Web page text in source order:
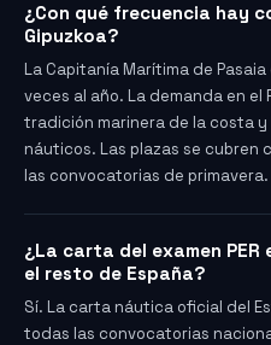
¿Con qué frecuencia hay
Gipuzkoa?
La Capitanía Marítima de
veces al año. La demanda en el
tradición marinera de la costa
náuticos. Las plazas se cubren
las convocatorias de primavera.
¿La carta del examen PER
el resto de España?
Sí. La carta náutica oficial del
todas las convocatorias